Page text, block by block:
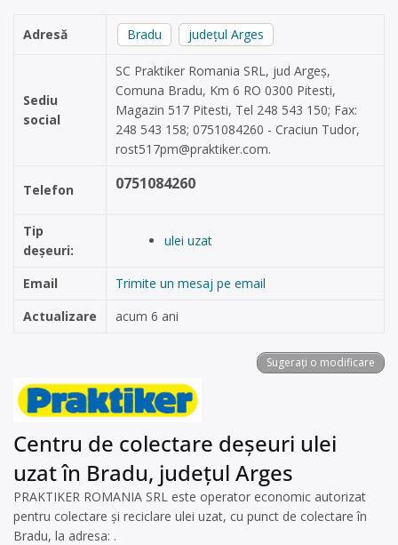
Adresă Bradu județul Arges
Sediu
social
SC Praktiker Romania SRL, jud Argeș,
Comuna Bradu, Km 6 RO 0300 Pitesti,
Magazin 517 Pitesti, Tel 248 543 150; Fax:
248 543 158; 0751084260 - Craciun Tudor,
rost517pm@praktiker.com.
Telefon 0751084260
Tip
deșeuri:
ulei uzat
Email
Trimite un mesaj pe email
Actualizare
acum 6 ani
Sugerați o modificare
Centru de colectare deșeuri ulei
uzat în Bradu, județul Arges
PRAKTIKER ROMANIA SRL este operator economic autorizat
pentru colectare și reciclare ulei uzat, cu punct de colectare în
Bradu, la adresa: .